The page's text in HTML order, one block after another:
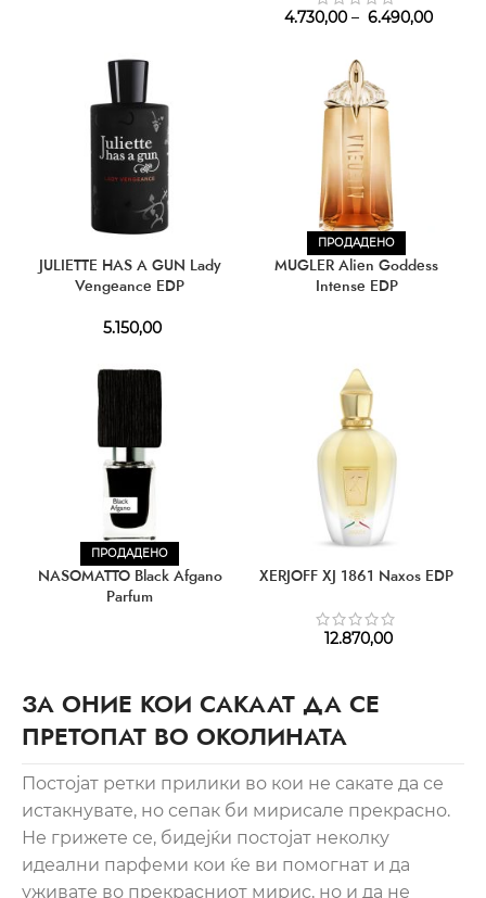
4.730,00 – 6.490,00
JULIETTE HAS A GUN Lady
Vengeance EDP
5.150,00
ПРОДАДЕНО
MUGLER Alien Goddess
Intense EDP
ПРОДАДЕНО
NASOMATTO Black Afgano
Parfum
XERJOFF XJ 1861 Naxos EDP
12.870,00
ЗА ОНИЕ КОИ САКААТ ДА СЕ
ПРЕТОПАТ ВО ОКОЛИНАТА
Постојат ретки прилики во кои не сакате да се
истакнувате, но сепак би мирисале прекрасно.
Не грижете се, бидејќи постојат неколку
идеални парфеми кои ќе ви помогнат и да
уживате во прекрасниот мирис, но и да не